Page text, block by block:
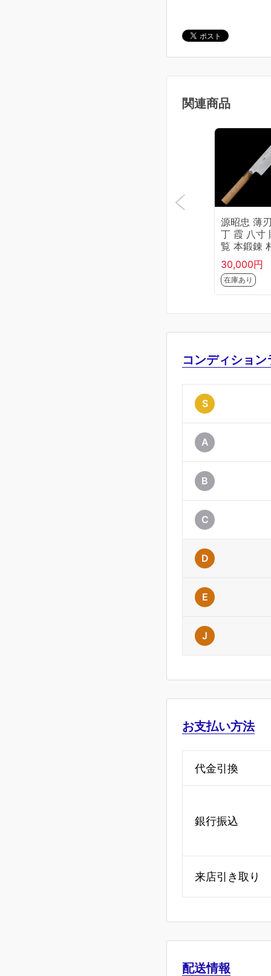
関連商品
源昭忠 薄
丁 霞 八寸
覧 本鍛錬
柄 KN02-
5-2L1D
30,000円
在庫あり
コンディション
S
A
B
C
D
E
J
お支払い方法
代金引換
銀行振込
来店引き取り
配送情報